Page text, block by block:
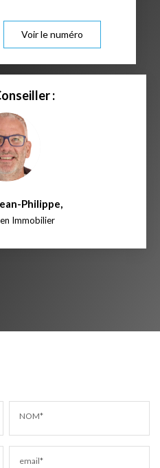
Voir le numéro
:
Philippe,
Immobilier
NOM*
email*